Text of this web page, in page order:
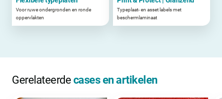
Voor ruwe ondergronden en ronde
oppervlakten
Typeplaat- en asset labels met
beschermlaminaat
Gerelateerde cases en artikelen